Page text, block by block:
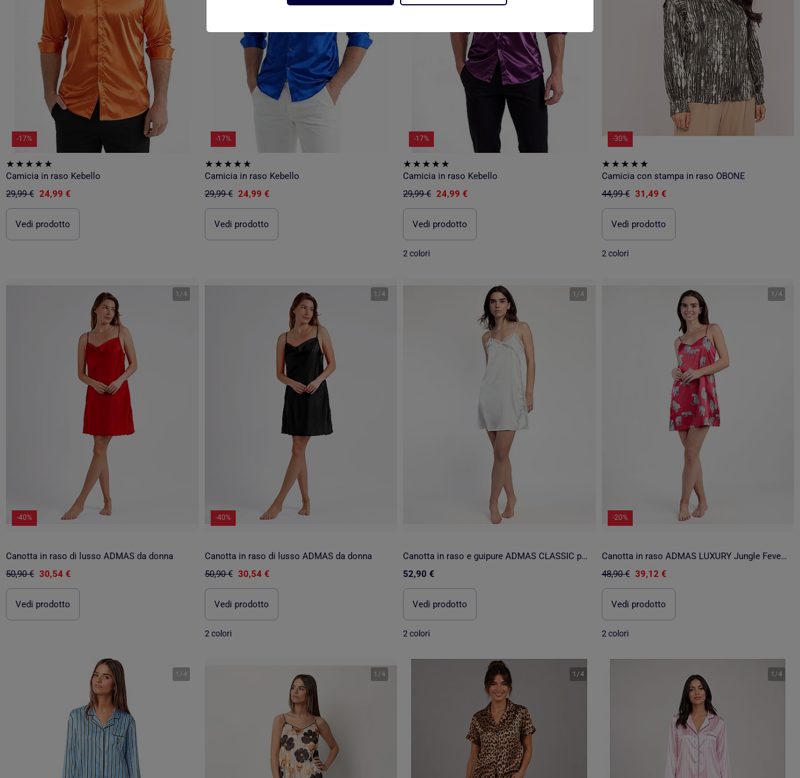
-17%
Camicia in raso Kebello
29,99 € 24,99 €
Vedi prodotto
-17%
Camicia in raso Kebello
29,99 € 24,99 €
Vedi prodotto
-17%
Camicia in raso Kebello
29,99 € 24,99 €
Vedi prodotto
2 colori
-30%
Camicia con stampa in raso OBONE
44,99 € 31,49 €
Vedi prodotto
2 colori
1 /4
-40%
Canotta in raso di lusso ADMAS da donna
50,90 € 30,54 €
Vedi prodotto
1 /4
-40%
Canotta in raso di lusso ADMAS da donna
50,90 € 30,54 €
Vedi prodotto
2 colori
1 /4
Canotta in raso e guipure ADMAS CLASSIC per donna
52,90 €
Vedi prodotto
2 colori
1 /4
-20%
Canotta in raso ADMAS LUXURY Jungle Fever per donna
48,90 € 39,12 €
Vedi prodotto
2 colori
1 /4 1 /4 1 /4 1 /4